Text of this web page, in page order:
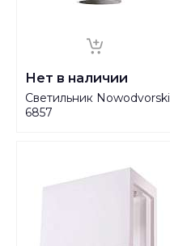
Нет в наличии
Светильник Nowodvorski
6857